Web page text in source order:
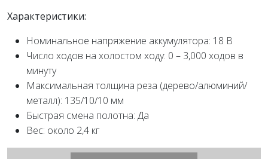
Характеристики:
Номинальное напряжение аккумулятора: 18 В
Число ходов на холостом ходу: 0 – 3,000 ходов в
минуту
Максимальная толщина реза (дерево/алюминий/
металл): 135/10/10 мм
Быстрая смена полотна: Да
Вес: около 2,4 кг